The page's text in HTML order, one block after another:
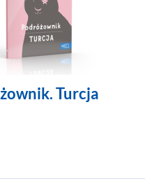
Turcja